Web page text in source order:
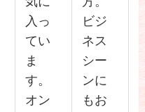
入っ
てい
ま
す。
オン
ビジ
ネス
シー
ンに
もお